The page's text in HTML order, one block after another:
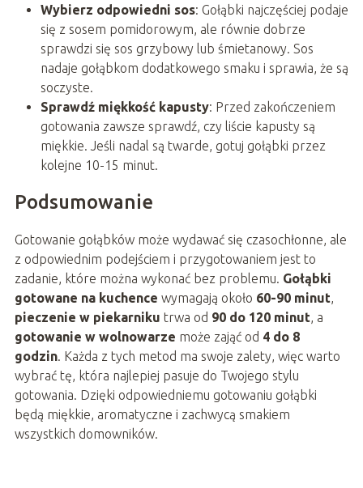
Wybierz odpowiedni sos: Gołąbki najczęściej podaje
się z sosem pomidorowym, ale równie dobrze
sprawdzi się sos grzybowy lub śmietanowy. Sos
nadaje gołąbkom dodatkowego smaku i sprawia, że są
soczyste.
Sprawdź miękkość kapusty: Przed zakończeniem
gotowania zawsze sprawdź, czy liście kapusty są
miękkie. Jeśli nadal są twarde, gotuj gołąbki przez
kolejne 10-15 minut.
Podsumowanie
Gotowanie gołąbków może wydawać się czasochłonne, ale
z odpowiednim podejściem i przygotowaniem jest to
zadanie, które można wykonać bez problemu. Gołąbki
gotowane na kuchence wymagają około 60-90 minut,
pieczenie w piekarniku trwa od 90 do 120 minut, a
gotowanie w wolnowarze może zająć od 4 do 8
godzin. Każda z tych metod ma swoje zalety, więc warto
wybrać tę, która najlepiej pasuje do Twojego stylu
gotowania. Dzięki odpowiedniemu gotowaniu gołąbki
będą miękkie, aromatyczne i zachwycą smakiem
wszystkich domowników.